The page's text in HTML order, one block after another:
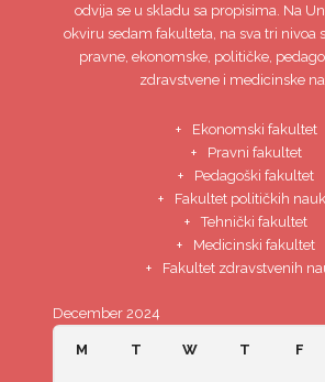
odvija se u skladu sa propisima. Na
okviru sedam fakulteta, na sva tri nivoa
pravne, ekonomske, političke,
zdravstvene i medicinske
Ekonomski fakultet
Pravni fakultet
Pedagoški fakultet
Fakultet političkih
Tehnički fakultet
Medicinski fakultet
Fakultet zdravstvenih
December 2024
M T W T F